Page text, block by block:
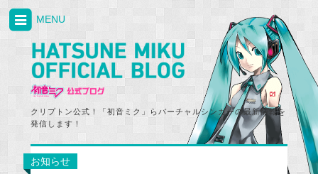
クリプトン公式！「初音ミク」らバーチャルシンガーの最新情報を
発信します！
MENU
お知らせ